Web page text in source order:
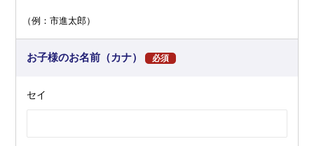
（例：市進太郎）
お子様のお名前（カナ） 必須
セイ